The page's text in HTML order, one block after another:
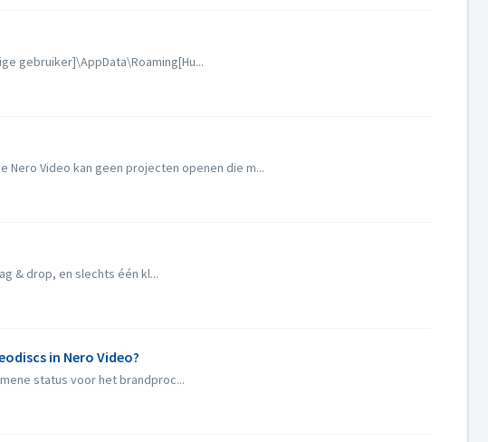
gebruiker]\AppData\Roaming[Hu...
Video kan geen projecten openen die m...
& drop, en slechts één kl...
in Nero Video?
status voor het brandproc...